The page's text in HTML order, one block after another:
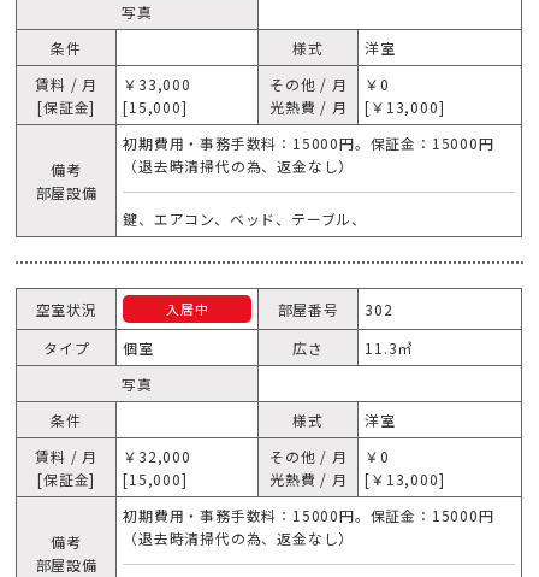
写真
条件
様式
洋室
賃料 / 月
[保証金]
￥33,000
[15,000]
その他 / 月
光熱費 / 月
￥0
[￥13,000]
備考
部屋設備
初期費用・事務手数料：15000円。保証金：15000円
（退去時清掃代の為、返金なし）
鍵、エアコン、ベッド、テーブル、
空室状況 入居中 部屋番号
302
タイプ
個室 広さ
11.3㎥
写真
条件
様式
洋室
賃料 / 月
[保証金]
￥32,000
[15,000]
その他 / 月
光熱費 / 月
￥0
[￥13,000]
備考
部屋設備
初期費用・事務手数料：15000円。保証金：15000円
（退去時清掃代の為、返金なし）